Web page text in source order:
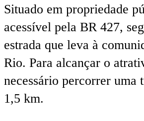
Situado em propriedade
acessível pela BR 427,
estrada que leva à
Rio. Para alcançar o
necessário percorrer uma
1,5 km.